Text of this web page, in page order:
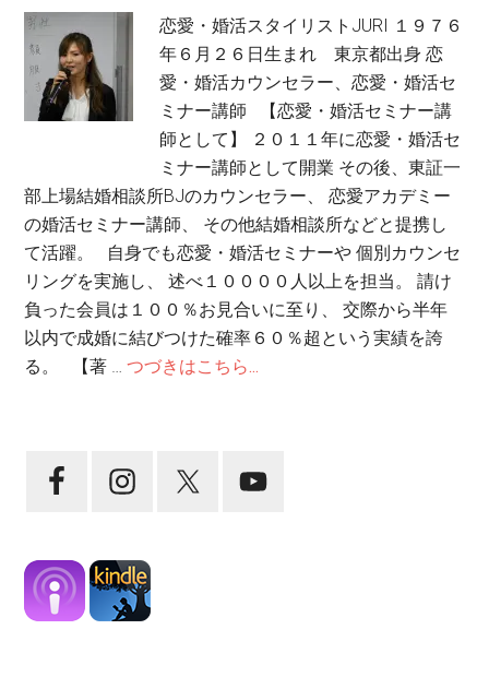
恋愛・婚活スタイリストJURI １９７６
年６月２６日生まれ 東京都出身 恋
愛・婚活カウンセラー、恋愛・婚活セ
ミナー講師 【恋愛・婚活セミナー講
師として】 ２０１１年に恋愛・婚活セ
ミナー講師として開業 その後、東証一
部上場結婚相談所BJのカウンセラー、 恋愛アカデミー
の婚活セミナー講師、 その他結婚相談所などと提携し
て活躍。 自身でも恋愛・婚活セミナーや 個別カウンセ
リングを実施し、 述べ１００００人以上を担当。 請け
負った会員は１００％お見合いに至り、 交際から半年
以内で成婚に結びつけた確率６０％超という実績を誇
る。 【著 …つづきはこちら...